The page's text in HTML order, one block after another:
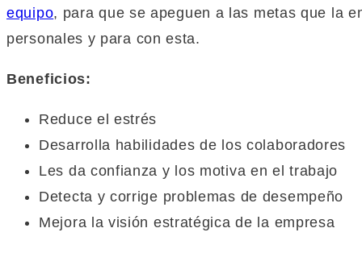
equipo, para que se apeguen a las metas que la
personales y para con esta.
Beneficios:
Reduce el estrés
Desarrolla habilidades de los colaboradores
Les da confianza y los motiva en el trabajo
Detecta y corrige problemas de desempeño
Mejora la visión estratégica de la empresa